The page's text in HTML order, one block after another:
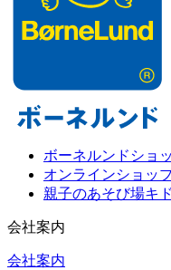
ボーネルンドショ
オンラインショッ
親子のあそび場キ
会社案内
会社案内